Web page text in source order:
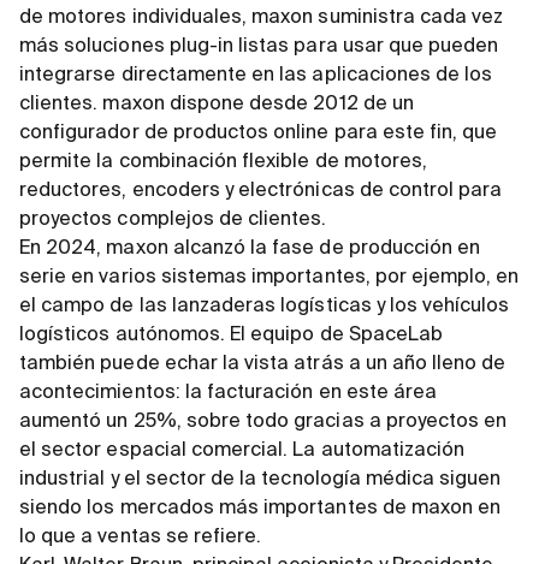
de motores individuales, maxon suministra cada vez
más soluciones plug-in listas para usar que pueden
integrarse directamente en las aplicaciones de los
clientes. maxon dispone desde 2012 de un
configurador de productos online para este fin, que
permite la combinación flexible de motores,
reductores, encoders y electrónicas de control para
proyectos complejos de clientes.
En 2024, maxon alcanzó la fase de producción en
serie en varios sistemas importantes, por ejemplo, en
el campo de las lanzaderas logísticas y los vehículos
logísticos autónomos. El equipo de SpaceLab
también puede echar la vista atrás a un año lleno de
acontecimientos: la facturación en este área
aumentó un 25%, sobre todo gracias a proyectos en
el sector espacial comercial. La automatización
industrial y el sector de la tecnología médica siguen
siendo los mercados más importantes de maxon en
lo que a ventas se refiere.